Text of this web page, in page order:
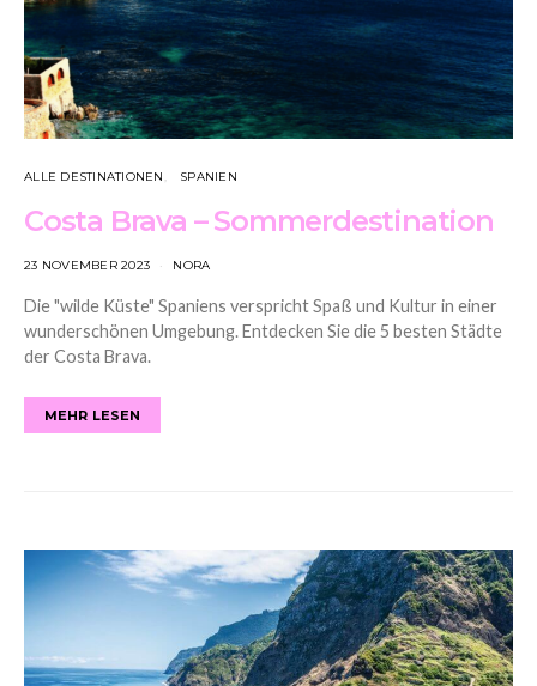
ALLE DESTINATIONEN SPANIEN
Costa Brava – Sommerdestination
23 NOVEMBER 2023 NORA
Die "wilde Küste" Spaniens verspricht Spaß und Kultur in einer
wunderschönen Umgebung. Entdecken Sie die 5 besten Städte
der Costa Brava.
MEHR LESEN